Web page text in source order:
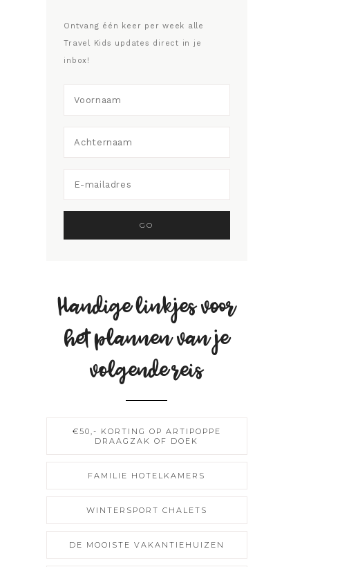
Ontvang één keer per week alle
Travel Kids updates direct in je
inbox!
Handige linkjes voor
het plannen van je
volgende reis
€50,- KORTING OP ARTIPOPPE
DRAAGZAK OF DOEK
FAMILIE HOTELKAMERS
WINTERSPORT CHALETS
DE MOOISTE VAKANTIEHUIZEN